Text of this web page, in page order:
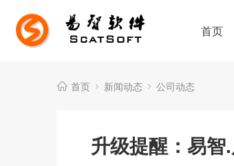
首页
首页 新闻动态 公司动态
升级提醒：易智